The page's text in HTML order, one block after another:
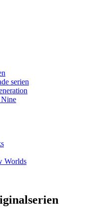
serien
Nine
Worlds